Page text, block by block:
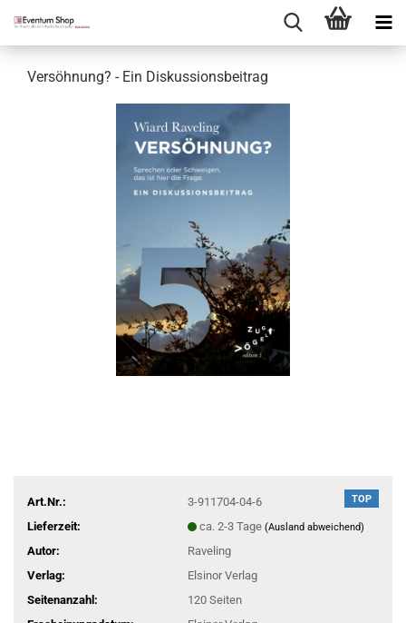
Versöhnung? - Ein Diskussionsbeitrag
TOP
Art.Nr.:
3-911704-04-6
Lieferzeit:
ca. 2-3 Tage (Ausland abweichend)
Autor:
Raveling
Verlag:
Elsinor Verlag
Seitenanzahl:
120 Seiten